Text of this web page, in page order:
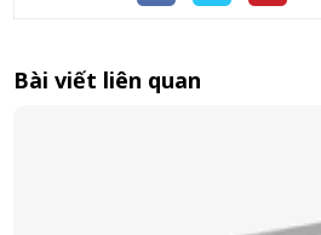
Bài viết liên quan